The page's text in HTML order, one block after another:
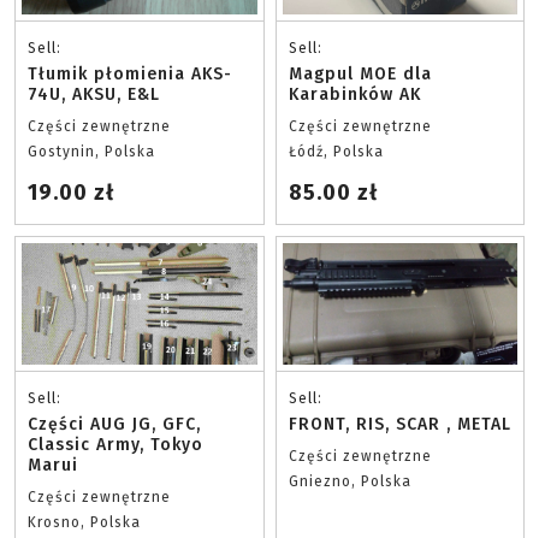
Sell:
Tłumik płomienia AKS-
74U, AKSU, E&L
Części zewnętrzne
Gostynin, Polska
19.00 zł
Sell:
Magpul MOE dla
Karabinków AK
Części zewnętrzne
Łódź, Polska
85.00 zł
Sell:
Części AUG JG, GFC,
Classic Army, Tokyo
Marui
Części zewnętrzne
Krosno, Polska
Sell:
FRONT, RIS, SCAR , METAL
Części zewnętrzne
Gniezno, Polska